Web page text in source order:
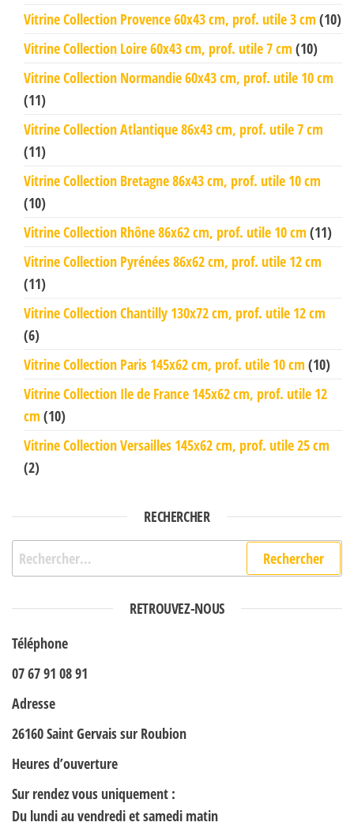
Vitrine Collection Provence 60x43 cm, prof. utile 3 cm (10)
Vitrine Collection Loire 60x43 cm, prof. utile 7 cm (10)
Vitrine Collection Normandie 60x43 cm, prof. utile 10 cm
(11)
Vitrine Collection Atlantique 86x43 cm, prof. utile 7 cm
(11)
Vitrine Collection Bretagne 86x43 cm, prof. utile 10 cm
(10)
Vitrine Collection Rhône 86x62 cm, prof. utile 10 cm (11)
Vitrine Collection Pyrénées 86x62 cm, prof. utile 12 cm
(11)
Vitrine Collection Chantilly 130x72 cm, prof. utile 12 cm
(6)
Vitrine Collection Paris 145x62 cm, prof. utile 10 cm (10)
Vitrine Collection Ile de France 145x62 cm, prof. utile 12
cm (10)
Vitrine Collection Versailles 145x62 cm, prof. utile 25 cm
(2)
RECHERCHER
Rechercher :
RETROUVEZ-NOUS
Téléphone
07 67 91 08 91
Adresse
26160 Saint Gervais sur Roubion
Heures d’ouverture
Sur rendez vous uniquement :
Du lundi au vendredi et samedi matin